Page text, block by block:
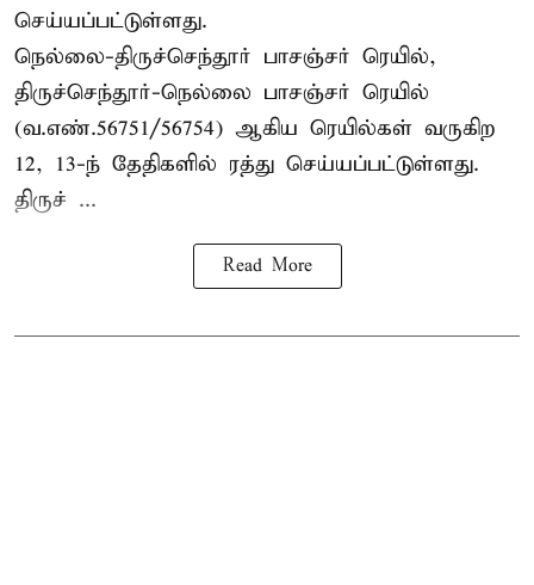
செய்யப்பட்டுள்ளது.
நெல்லை-திருச்செந்தூர் பாசஞ்சர் ரெயில்,
திருச்செந்தூர்-நெல்லை பாசஞ்சர் ரெயில்
(வ.எண்.56751/56754) ஆகிய ரெயில்கள் வருகிற
12, 13-ந் தேதிகளில் ரத்து செய்யப்பட்டுள்ளது.
திருச் ...
Read More